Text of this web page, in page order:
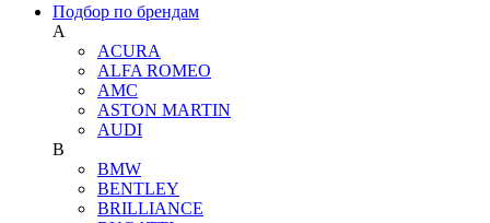
Подбор по брендам
A
ACURA
ALFA ROMEO
AMC
ASTON MARTIN
AUDI
B
BMW
BENTLEY
BRILLIANCE